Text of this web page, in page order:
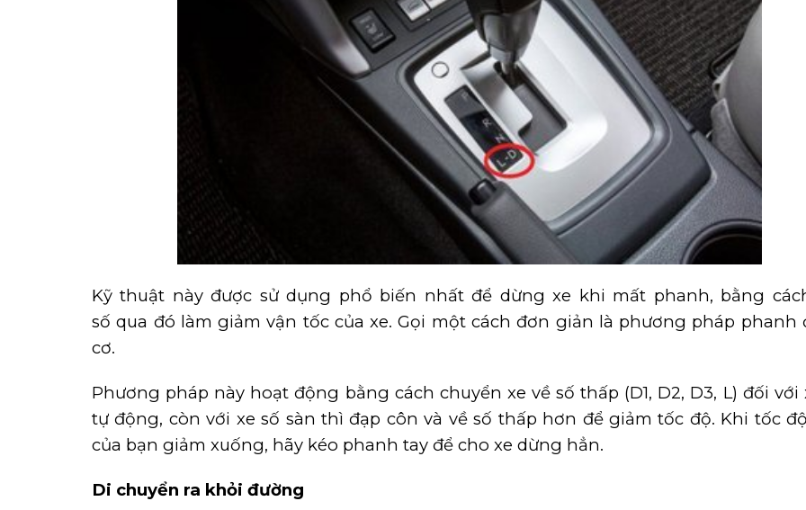
Kỹ thuật này được sử dụng phổ biến nhất để dừng xe khi mất phanh, bằng
số qua đó làm giảm vận tốc của xe. Gọi một cách đơn giản là phương pháp phanh
cơ.
Phương pháp này hoạt động bằng cách chuyển xe về số thấp (D1, D2, D3, L) đối với
tự động, còn với xe số sàn thì đạp côn và về số thấp hơn để giảm tốc độ. Khi tốc
của bạn giảm xuống, hãy kéo phanh tay để cho xe dừng hẳn.
Di chuyển ra khỏi đường